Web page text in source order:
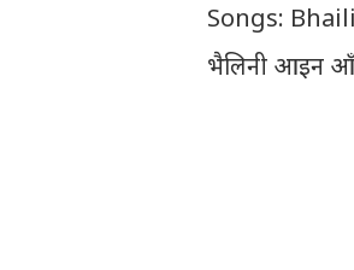
Songs:
भैलिनी आइन